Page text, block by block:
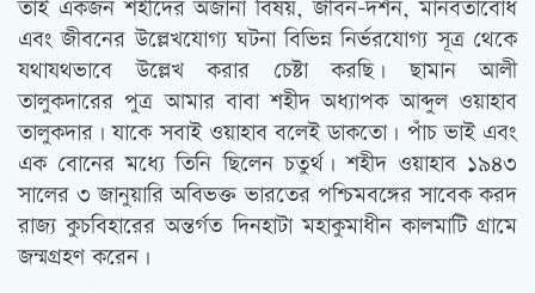
তাই একজন শহীদের অজানা বিষয়, জীবন-দর্শন, মানবতাবোধ
এবং জীবনের উল্লেখযোগ্য ঘটনা বিভিন্ন নির্ভরযোগ্য সূত্র থেকে
যথাযথভাবে উল্লেখ করার চেষ্টা করছি। ছামান আলী
তালুকদারের পুত্র আমার বাবা শহীদ অধ্যাপক আব্দুল ওয়াহাব
তালুকদার। যাকে সবাই ওয়াহাব বলেই ডাকতো। পাঁচ ভাই এবং
এক বোনের মধ্যে তিনি ছিলেন চতুর্থ। শহীদ ওয়াহাব ১৯৪৩
সালের ৩ জানুয়ারি অবিভক্ত ভারতের পশ্চিমবঙ্গের সাবেক করদ
রাজ্য কুচবিহারের অন্তর্গত দিনহাটা মহাকুমাধীন কালমাটি গ্রামে
জন্মগ্রহণ করেন।